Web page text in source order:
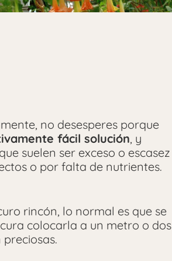
no desesperes porque
fácil solución, y
suelen ser exceso o escasez
o por falta de nutrientes.
rincón, lo normal es que se
colocarla a un metro o dos